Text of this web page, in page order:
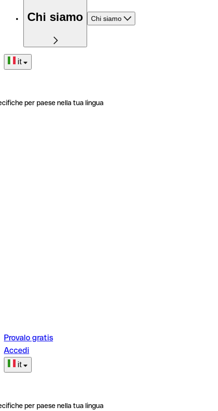
Chi siamo Chi siamo
it
per paese nella tua lingua
Provalo gratis
Accedi
it
per paese nella tua lingua